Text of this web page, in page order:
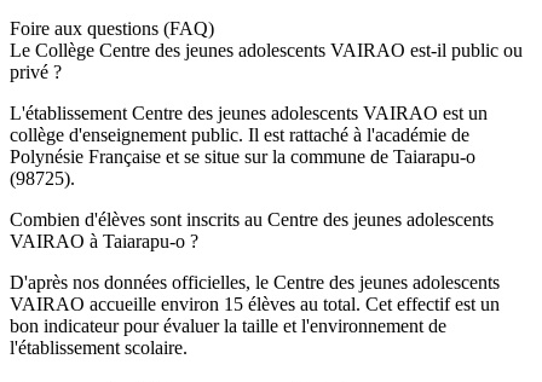
Foire aux questions (FAQ)
Le Collège Centre des jeunes adolescents VAIRAO est-il public ou
privé ?
L'établissement Centre des jeunes adolescents VAIRAO est un
collège d'enseignement public. Il est rattaché à l'académie de
Polynésie Française et se situe sur la commune de Taiarapu-o
(98725).
Combien d'élèves sont inscrits au Centre des jeunes adolescents
VAIRAO à Taiarapu-o ?
D'après nos données officielles, le Centre des jeunes adolescents
VAIRAO accueille environ 15 élèves au total. Cet effectif est un
bon indicateur pour évaluer la taille et l'environnement de
l'établissement scolaire.